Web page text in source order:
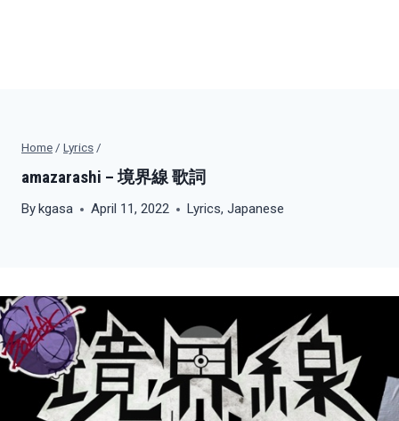
Home / Lyrics /
amazarashi – 境界線 歌詞
Bykgasa April 11, 2022 Lyrics,Japanese